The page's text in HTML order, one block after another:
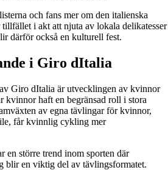
och fans mer om den italienska
i akt att njuta av lokala delikatesser
därför också en kulturell fest.
i Giro dItalia
Giro dItalia är utvecklingen av kvinnor
kvinnor haft en begränsad roll i stora
av egna tävlingar för kvinnor,
får kvinnlig cykling mer
en större trend inom sporten där
blir en viktig del av tävlingsformatet.